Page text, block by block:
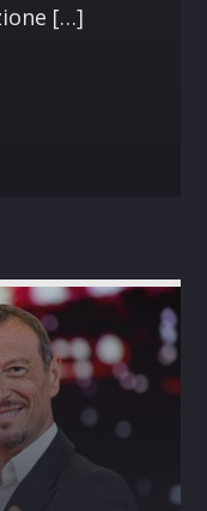
[…]